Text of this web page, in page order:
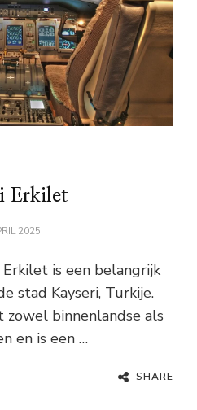
Erkilet
2025
is een belangrijk
stad Kayseri, Turkije.
binnenlandse als
en is een …
SHARE